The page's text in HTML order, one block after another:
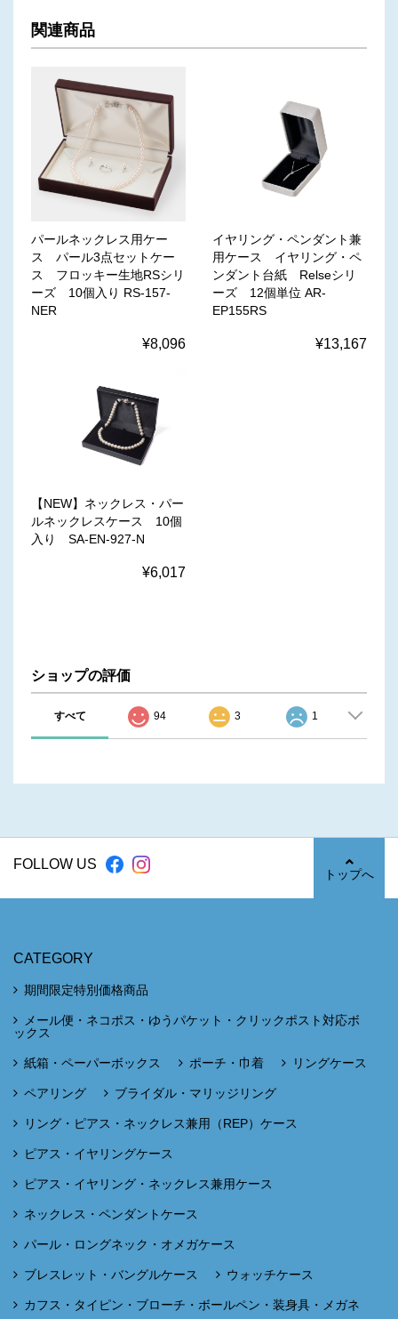
関連商品
パールネックレス用ケー
ス パール3点セットケー
ス フロッキー生地RSシリ
ーズ 10個入り RS-157-
NER
¥8,096
イヤリング・ペンダント兼
用ケース イヤリング・ペ
ンダント台紙 Relseシリ
ーズ 12個単位 AR-
EP155RS
¥13,167
【NEW】ネックレス・パー
ルネックレスケース 10個
入り SA-EN-927-N
¥6,017
ショップの評価
すべて 94 3 1
FOLLOW US
トップへ
CATEGORY
期間限定特別価格商品
メール便・ネコポス・ゆうパケット・クリックポスト対応ボ
ックス
紙箱・ペーパーボックス ポーチ・巾着 リングケース
ペアリング ブライダル・マリッジリング
リング・ピアス・ネックレス兼用（REP）ケース
ピアス・イヤリングケース
ピアス・イヤリング・ネックレス兼用ケース
ネックレス・ペンダントケース
パール・ロングネック・オメガケース
ブレスレット・バングルケース ウォッチケース
カフス・タイピン・ブローチ・ボールペン・装身具・メガネ